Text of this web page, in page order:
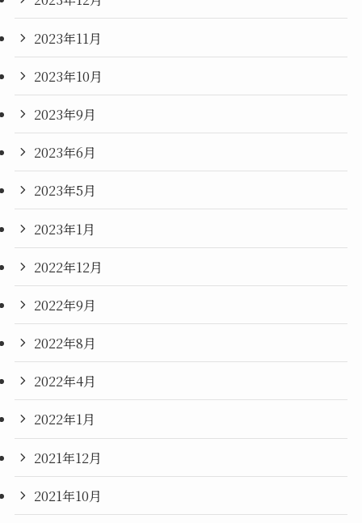
2023年11月
2023年10月
2023年9月
2023年6月
2023年5月
2023年1月
2022年12月
2022年9月
2022年8月
2022年4月
2022年1月
2021年12月
2021年10月